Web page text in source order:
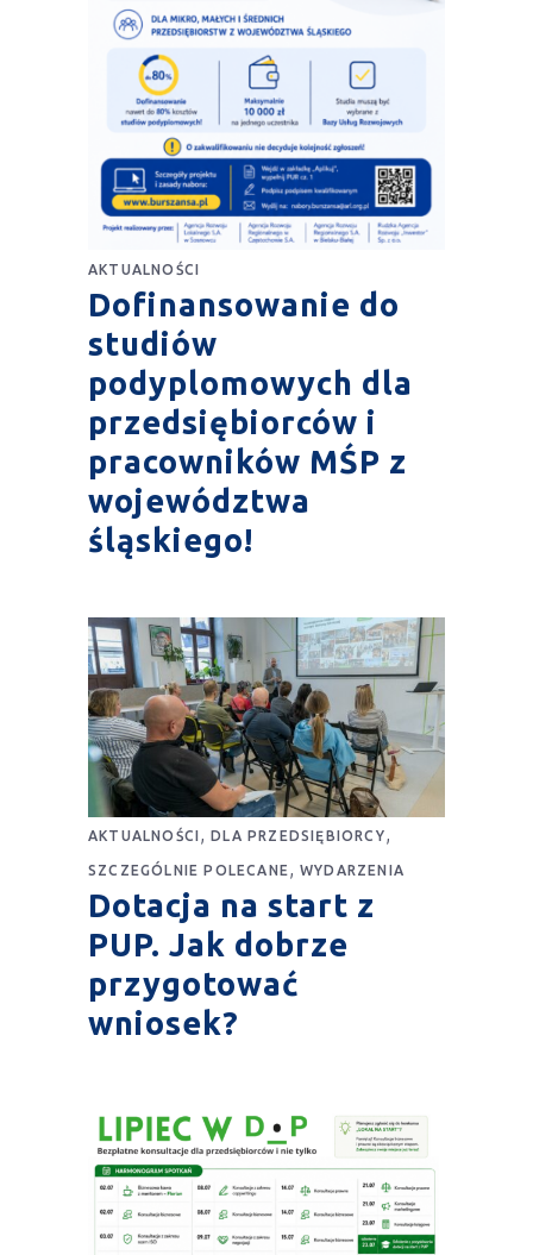
AKTUALNOŚCI
Dofinansowanie do
studiów
podyplomowych dla
przedsiębiorców i
pracowników MŚP z
województwa
śląskiego!
AKTUALNOŚCI ,DLA PRZEDSIĘBIORCY,
SZCZEGÓLNIE POLECANE , WYDARZENIA
Dotacja na start z
PUP. Jak dobrze
przygotować
wniosek?